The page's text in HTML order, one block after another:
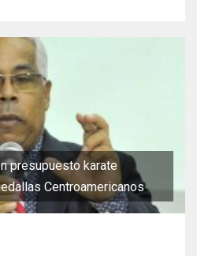
presupuesto karate
Centroamericanos